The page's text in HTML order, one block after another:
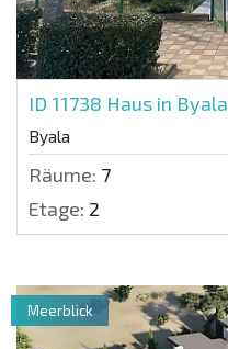
ID 11738 Haus in Byala
Byala
Räume: 7
Etage: 2
Meerblick